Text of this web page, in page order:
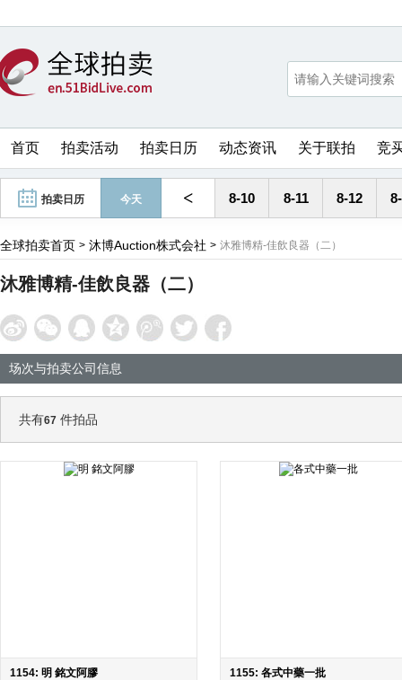
首页 拍卖活动 拍卖日历 动态资讯 关于联拍 竞
拍卖日历 今天 < 8-10 8-11 8-12
全球拍卖首页 > 沐博Auction株式会社 > 沐雅博精-佳飲良器（二）
沐雅博精-佳飲良器（二）
场次与拍卖公司信息
共有67 件拍品
1154: 明 銘文阿膠 1155: 各式中藥一批